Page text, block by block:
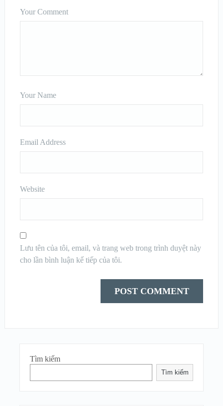
Your Comment
Your Name
Email Address
Website
Lưu tên của tôi, email, và trang web trong trình duyệt này
cho lần bình luận kế tiếp của tôi.
Tìm kiếm
Tìm kiếm